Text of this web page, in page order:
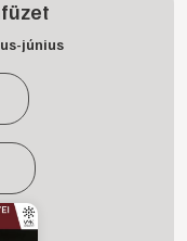
június